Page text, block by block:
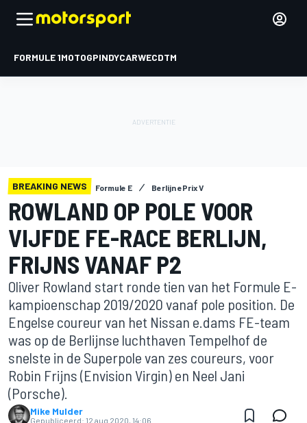
FORMULE 1MOTOGPINDYCARWECDTM
BREAKING NEWS Formule E Berlijn ePrix V
ROWLAND OP POLE VOOR
VIJFDE FE-RACE BERLIJN,
FRIJNS VANAF P2
Oliver Rowland start ronde tien van het Formule E-
kampioenschap 2019/2020 vanaf pole position. De
Engelse coureur van het Nissan e.dams FE-team
was op de Berlijnse luchthaven Tempelhof de
snelste in de Superpole van zes coureurs, voor
Robin Frijns (Envision Virgin) en Neel Jani
(Porsche).
Mike Mulder
Gepubliceerd: 12 aug 2020, 14:06